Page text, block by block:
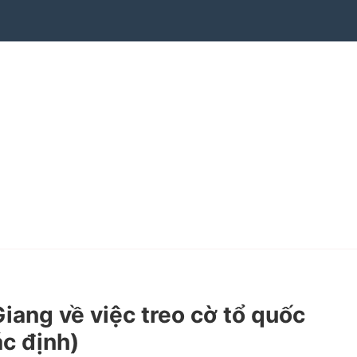
về việc treo cờ tổ quốc
định)